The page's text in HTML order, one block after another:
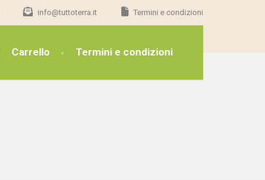
info@tuttoterra.it Termini e condizioni
Carrello Termini e condizioni